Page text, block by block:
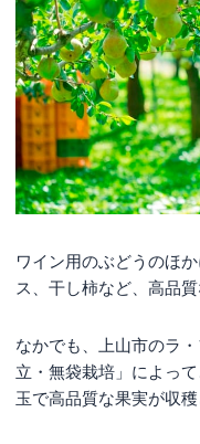
ワイン用のぶどうのほ
ス、干し柿など、高品
なかでも、上山市のラ
立・無袋栽培」によっ
玉で高品質な果実が収穫